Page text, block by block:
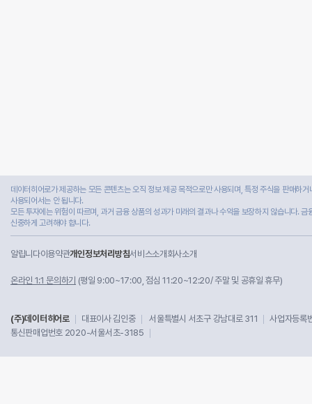
데이터히어로가 제공하는 모든 콘텐츠는 오직 정보 제공 목적으로만 사용되며, 특정 주식을 판매하
사용되어서는 안 됩니다.
모든 투자에는 위험이 따르며, 과거 금융 상품의 성과가 미래의 결과나 수익을 보장하지 않습니다.
신중하게 고려해야 합니다.
알립니다이용약관개인정보처리방침서비스소개 회사소개
온라인 1:1 문의하기 (평일 9:00~17:00, 점심 11:20~12:20/ 주말 및 공휴일 휴무)
(주)데이터히어로 대표이사 김인중 서울특별시 서초구 강남대로 311
사업자등
통신판매업번호 2020-서울서초-3185